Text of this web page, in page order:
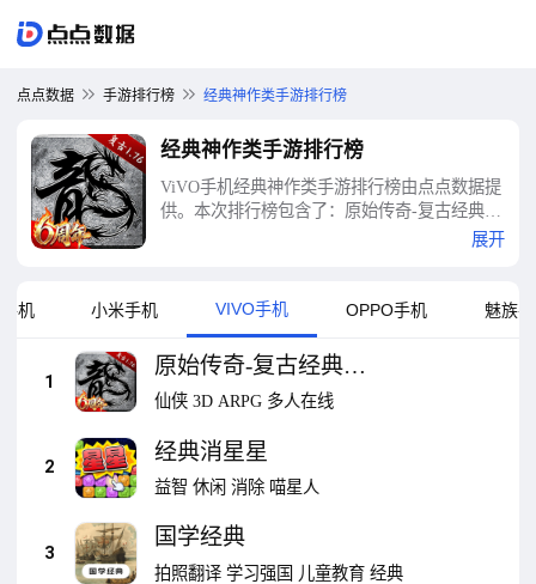
点点数据 手游排行榜 经典神作类手游排行榜
经典神作类手游排行榜
ViVO手机经典神作类手游排行榜由点点数据提
供。本次排行榜包含了：原始传奇-复古经典传
奇6周年、经典消星星、国学经典、2048经典、
典神作类手游排行榜
展开
机 小米手机 VIVO手机 OPPO手机 魅族
1
原始传奇-复古经典传
奇6周年
仙侠 3D ARPG 多人在线
2
经典消星星
益智 休闲 消除 喵星人
3
国学经典
拍照翻译 学习强国 儿童教育 经典